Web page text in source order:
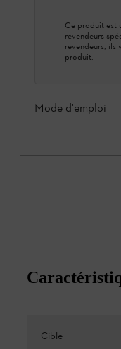
Ce produit est
revendeurs
revendeurs, ils
produit.
Mode d'emploi
Cible